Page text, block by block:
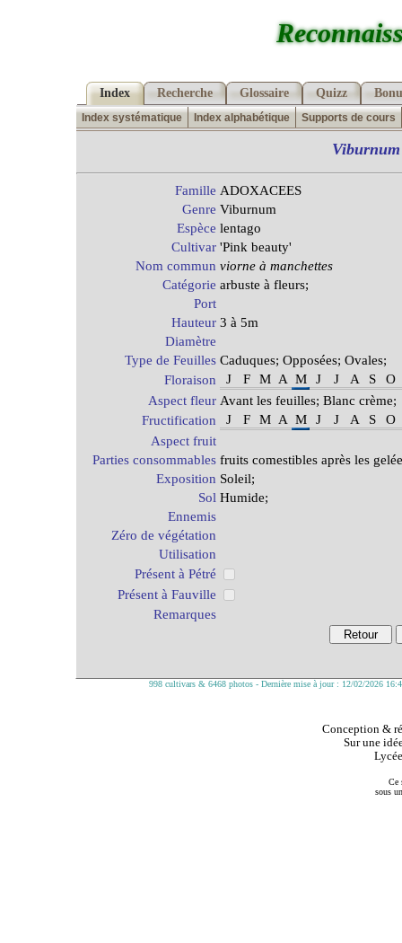
Index Recherche Glossaire Quizz
Index systématique Index alphabétique Supports de cours
Viburnum
Famille ADOXACEES
Genre Viburnum
Espèce lentago
Cultivar 'Pink beauty'
Nom commun viorne à manchettes
Catégorie arbuste à fleurs;
Port
Hauteur 3 à 5m
Diamètre
Type de Feuilles Caduques; Opposées; Ovales;
Floraison
J F M A M J J A S
O
Aspect fleur Avant les feuilles; Blanc crème;
Fructification
J F M A M J J A S
O
Aspect fruit
Parties consommables fruits comestibles après les
Exposition Soleil;
Sol Humide;
Ennemis
Zéro de végétation
Utilisation
Présent à Pétré
Présent à Fauville
Remarques
998 cultivars & 6468 photos - Dernière mise à jour : 12/02/2026
Conception &
Sur une
Ce
sous